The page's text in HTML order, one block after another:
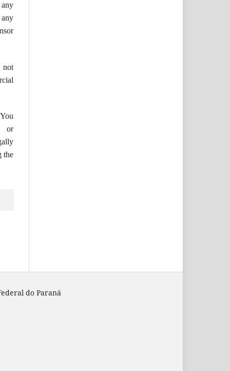
or
the
do Paraná